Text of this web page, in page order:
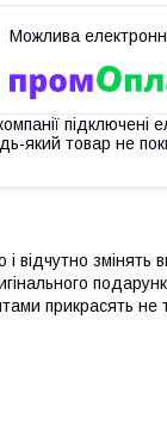
підключені
який товар не
змінять
прикрасять не